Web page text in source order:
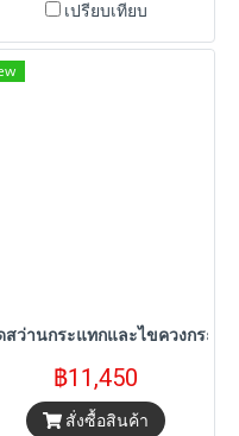
เปรียบเทียบ
าย 18V McLaren
สว่านกระแทกและไขควงกระแท
฿11,450
สั่งซื้อสินค้า